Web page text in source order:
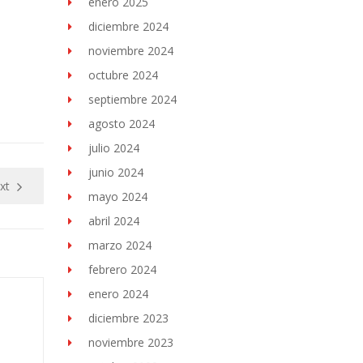
diciembre 2024
noviembre 2024
octubre 2024
septiembre 2024
agosto 2024
julio 2024
junio 2024
mayo 2024
abril 2024
marzo 2024
febrero 2024
enero 2024
diciembre 2023
noviembre 2023